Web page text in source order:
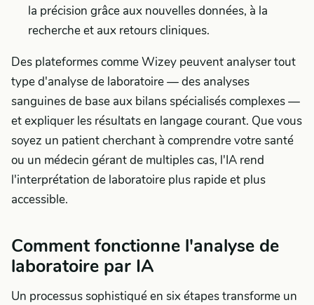
la précision grâce aux nouvelles données, à la
recherche et aux retours cliniques.
Des plateformes comme Wizey peuvent analyser tout
type d'analyse de laboratoire — des analyses
sanguines de base aux bilans spécialisés complexes —
et expliquer les résultats en langage courant. Que vous
soyez un patient cherchant à comprendre votre santé
ou un médecin gérant de multiples cas, l'IA rend
l'interprétation de laboratoire plus rapide et plus
accessible.
Comment fonctionne l'analyse de
laboratoire par IA
Un processus sophistiqué en six étapes transforme un